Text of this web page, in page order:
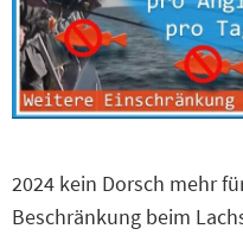
2024 kein Dorsch mehr
Beschränkung beim